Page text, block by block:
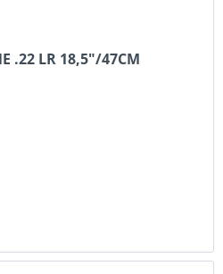
.22 LR 18,5"/47CM